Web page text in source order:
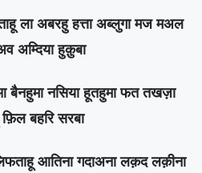
ला अबरहु हत्ता अब्लुगा मज मअल
अम्दिया हुक़ुबा
नसिया हूतहुमा फत तखज़ा
बहरि सरबा
आतिना गदाअना लक़द लक़ीना